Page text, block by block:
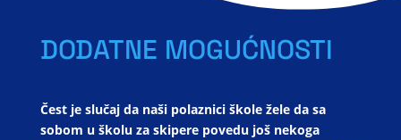
DODATNE MOGUĆNOSTI
Čest je slučaj da naši polaznici škole žele da sa
sobom u školu za skipere povedu još nekoga